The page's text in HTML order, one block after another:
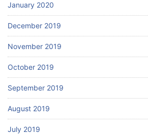
January 2020
December 2019
November 2019
October 2019
September 2019
August 2019
July 2019